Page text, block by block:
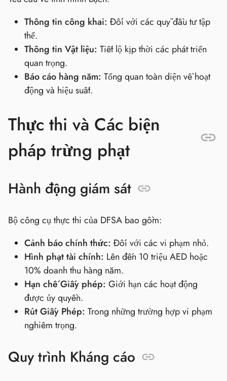
Thông tin công khai: Đối với các quỹ đầu tư tập
thể.
Thông tin Vật liệu: Tiết lộ kịp thời các phát triển
quan trọng.
Báo cáo hàng năm: Tổng quan toàn diện về hoạt
động và hiệu suất.
Thực thi và Các biện
pháp trừng phạt
Hành động giám sát
Bộ công cụ thực thi của DFSA bao gồm:
Cảnh báo chính thức: Đối với các vi phạm nhỏ.
Hình phạt tài chính: Lên đến 10 triệu AED hoặc
10% doanh thu hàng năm.
Hạn chế Giấy phép: Giới hạn các hoạt động
được ủy quyền.
Rút Giấy Phép: Trong những trường hợp vi phạm
nghiêm trọng.
Quy trình Kháng cáo